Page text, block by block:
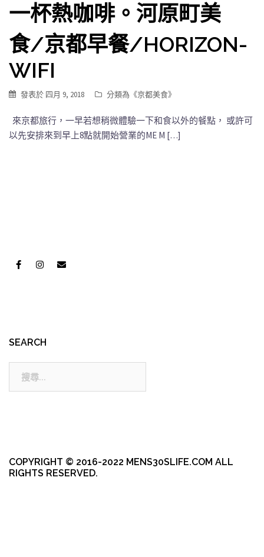
一杯熱咖啡。河原町美
食/京都早餐/HORIZON-
WIFI
發表於 四月 9, 2018 分類為《京都美食》
來京都旅行，一早若想稍微體驗一下和食以外的餐點， 或許可
以先安排來到早上8點就開始營業的ME M […]
SEARCH
COPYRIGHT © 2016-2022 MENS30SLIFE.COM ALL
RIGHTS RESERVED.